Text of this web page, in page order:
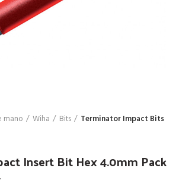
mano Wiha Bits Terminator Impact Bits
Insert Bit Hex 4.0mm Pack